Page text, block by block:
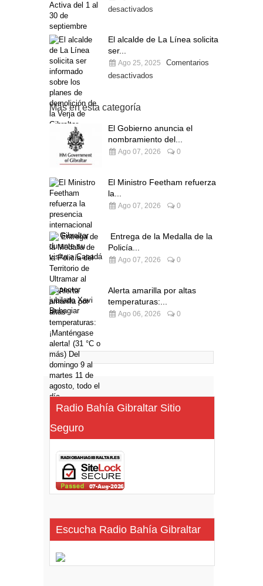
desactivados
El alcalde de La Línea solicita
ser...
Ago 25, 2025
Comentarios
desactivados
Más en esta categoría
El Gobierno anuncia el
nombramiento del...
Ago 07, 2026 0
El Ministro Feetham refuerza
la...
Ago 07, 2026 0
Entrega de la Medalla de la
Policía...
Ago 07, 2026 0
Alerta amarilla por altas
temperaturas:...
Ago 06, 2026 0
Radio Bahía Gibraltar Sitio
Seguro
Escucha Radio Bahía Gibraltar